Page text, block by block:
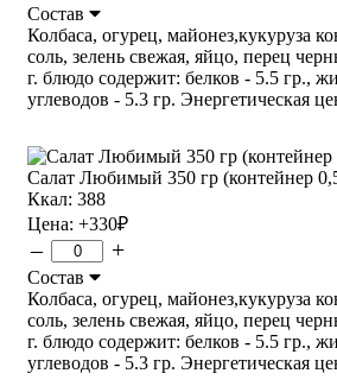
Состав
Колбаса, огурец, майонез,кукуруза
соль, зелень свежая, яйцо, перец
г. блюдо содержит: белков - 5.5 гр.,
углеводов - 5.3 гр. Энергетическая
Салат Любимый 350 гр (контейнер
Ккал: 388
Цена: +330₽
– +
Состав
Колбаса, огурец, майонез,кукуруза
соль, зелень свежая, яйцо, перец
г. блюдо содержит: белков - 5.5 гр.,
углеводов - 5.3 гр. Энергетическая